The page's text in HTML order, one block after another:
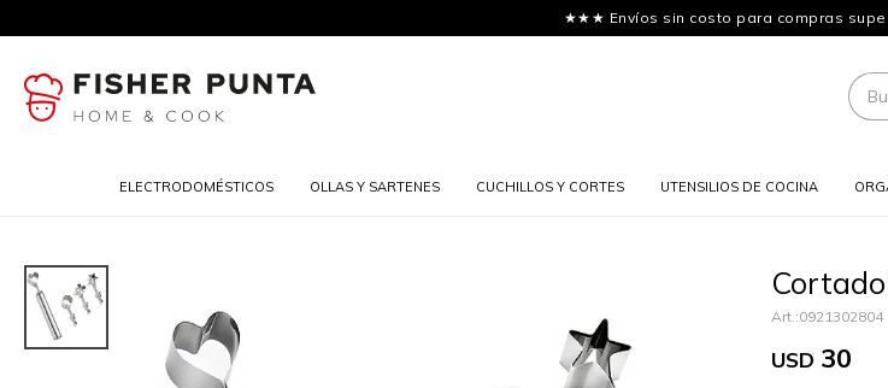
★★★ Envíos sin costo para compras
ELECTRODOMÉSTICOS OLLAS Y SARTENES CUCHILLOS Y CORTES UTENSILIOS DE COCINA
0921302804
USD 30